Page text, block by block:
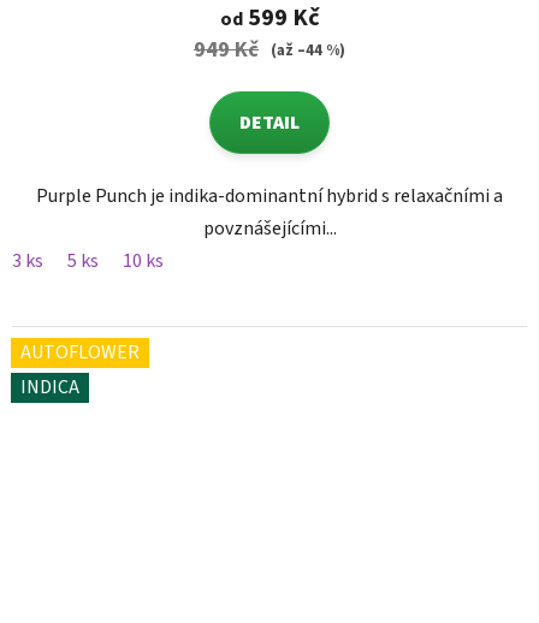
od599 Kč
949 Kč (až –44 %)
DETAIL
Purple Punch je indika-dominantní hybrid s relaxačními a
povznášejícími...
3 ks
5 ks 10 ks
AUTOFLOWER
INDICA